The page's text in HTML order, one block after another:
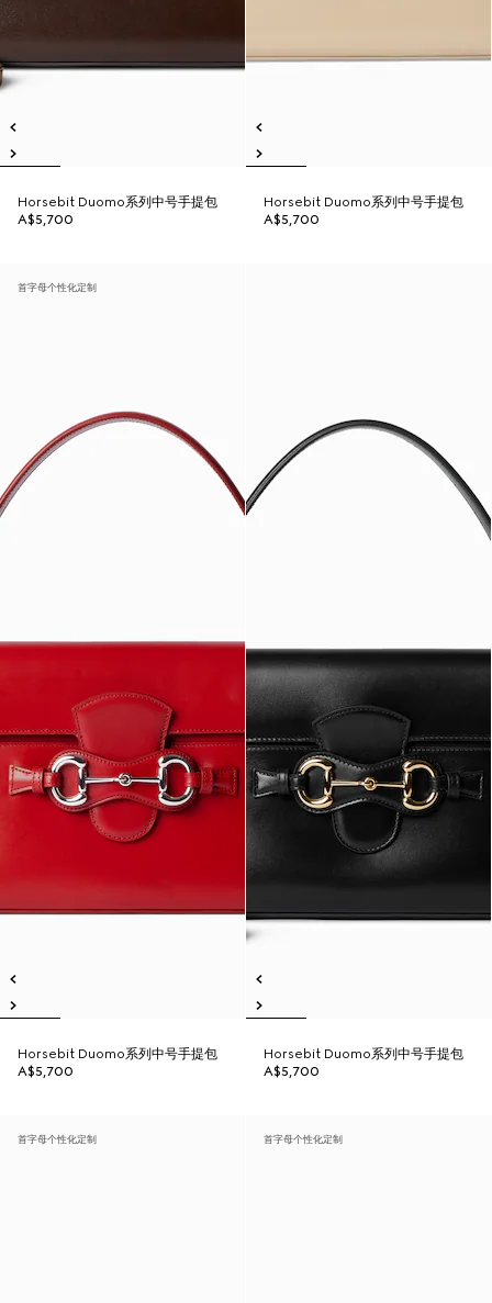
Horsebit Duomo系列中号手提包
A$5,700
Horsebit Duomo系列中号手提包
A$5,700
首字母个性化定制
Horsebit Duomo系列中号手提包
A$5,700
Horsebit Duomo系列中号手提包
A$5,700
首字母个性化定制 首字母个性化定制